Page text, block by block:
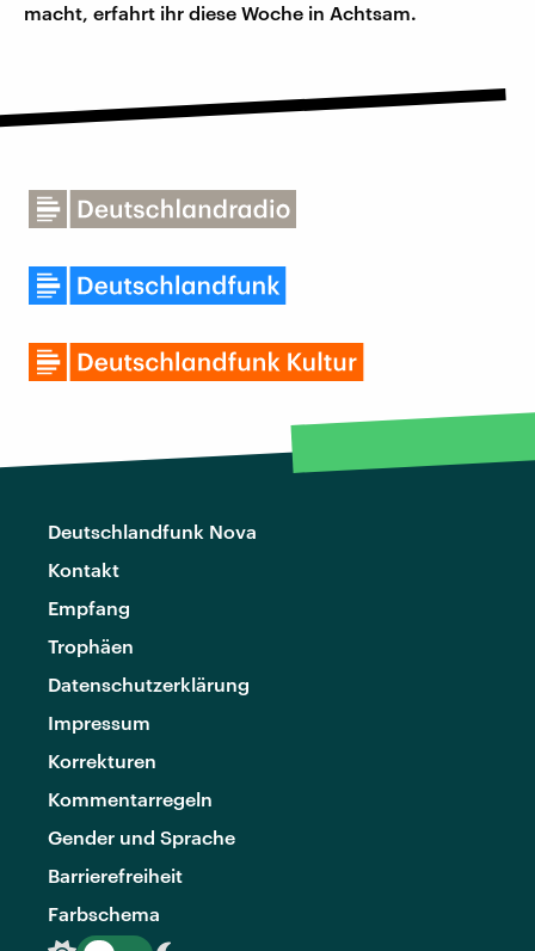
macht, erfahrt ihr diese Woche in Achtsam.
Deutschlandfunk Nova
Kontakt
Empfang
Trophäen
Datenschutzerklärung
Impressum
Korrekturen
Kommentarregeln
Gender und Sprache
Barrierefreiheit
Farbschema